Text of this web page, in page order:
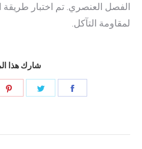
الفصل العنصري. تم اختبار طريقة
لمقاومة التآكل.
شارك هذا
مشاركه مشاركه